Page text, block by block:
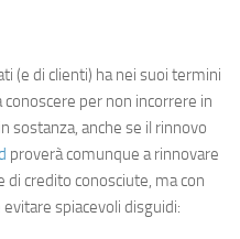
(e di clienti) ha nei suoi termini
per non incorrere in
sostanza, anche se il rinnovo
proverà comunque a rinnovare
credito conosciute, ma con
spiacevoli disguidi: